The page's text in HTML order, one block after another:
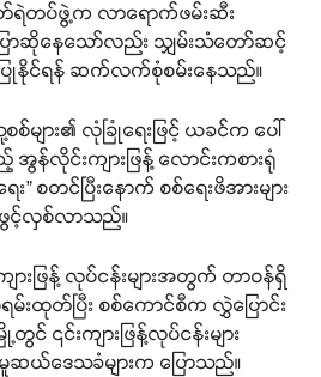
တ်ရဲတပ်ဖွဲ့က လာရောက်ဖမ်းဆီး
ြောဆိုနေသော်လည်း သျှမ်းသံတော်ဆင့်
ပြုနိုင်ရန် ဆက်လက်စုံစမ်းနေသည်။
ျား၏ လုံခြုံရေးဖြင့် ယခင်က ပေါ်
လိုင်းကျားဖြန့် လောင်းကစားရုံ
” စတင်ပြီးနောက် စစ်ရေးဖိအားများ
ဖွင့်လှစ်လာသည်။
းဖြန့် လုပ်ငန်းများအတွက် တာဝန်ရှိ
းထုတ်ပြီး စစ်ကောင်စီက လွှဲပြောင်း
၎င်းကျားဖြန့်လုပ်ငန်းများ
ဆယ်ဒေသခံများက ပြောသည်။